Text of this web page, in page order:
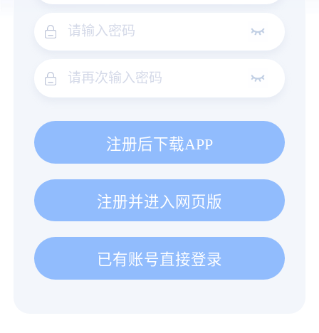
注册后下载APP
注册并进入网页版
已有账号直接登录